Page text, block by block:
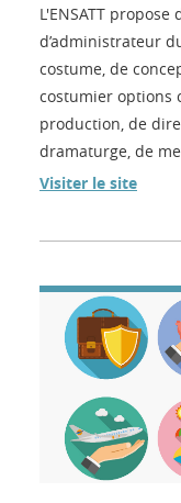
L'ENSATT
d’administrateur
costume, de
costumier options
production, de
dramaturge, de
Visiter le site